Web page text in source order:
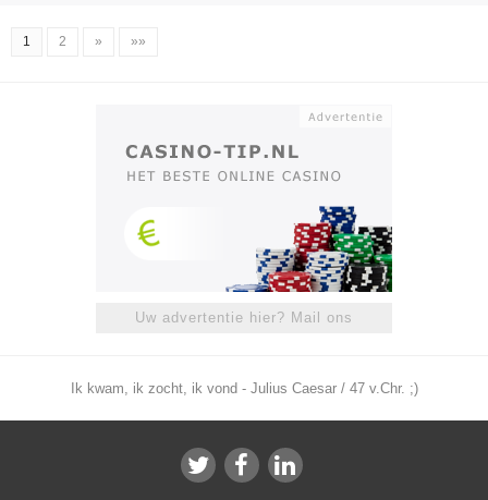
1 2 » »»
Uw advertentie hier? Mail ons
Ik kwam, ik zocht, ik vond - Julius Caesar / 47 v.Chr. ;)